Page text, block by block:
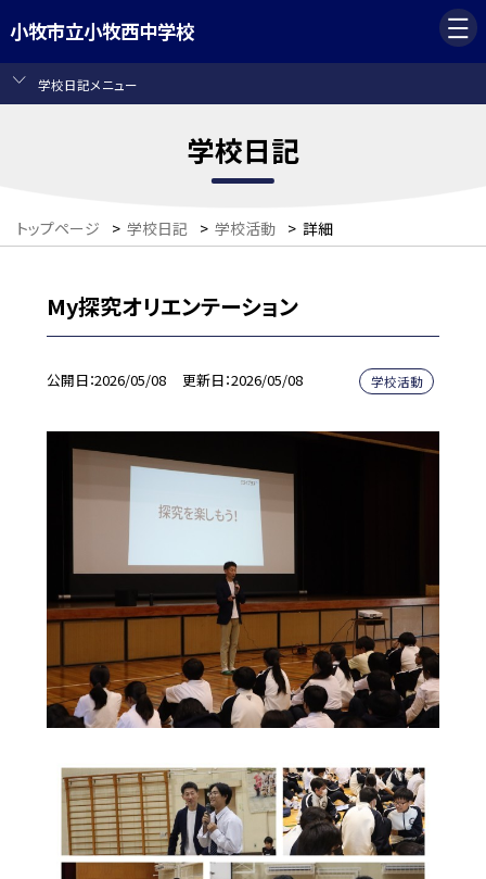
小牧市立小牧西中学校
学校日記メニュー
学校日記
トップページ > 学校日記 > 学校活動 > 詳細
My探究オリエンテーション
公開日 2026/05/08 更新日 2026/05/08 学校活動